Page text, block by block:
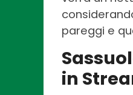
pareggi e
in